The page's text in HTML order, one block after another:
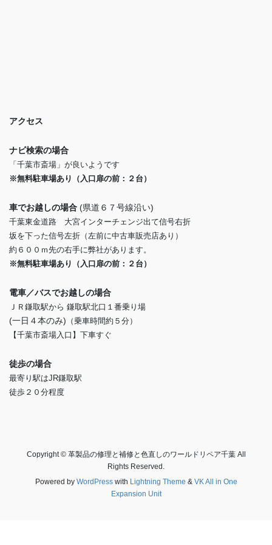
アクセス
ナビ検索の場合
「千葉市斎場」が良いようです
※無料駐車場あり（入口扉の前：２台）
車でお越しの場合 (県道６７号線沿い)
千葉東金道路 大宮インターチェンジ出て信号右折
坂を下った信号左折（左前に中古車販売店あり）
約６００ｍ先の右手に弊社があります。
※無料駐車場あり（入口扉の前：２台）
電車／バスでお越しの場合
ＪＲ鎌取駅から 鎌取駅北口１番乗り場
(一日４本のみ) （乗車時間約５分）
【千葉市斎場入口】下車すぐ
徒歩の場合
最寄り駅はJR鎌取駅
徒歩２０分程度
Copyright © 革製品の修理と補修と色直しのワールドリペア千葉 All
Rights Reserved.
Powered by WordPresswith Lightning Theme & VK All in One
Expansion Unit